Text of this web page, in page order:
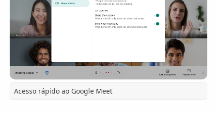
Acesso rápido ao Google Meet